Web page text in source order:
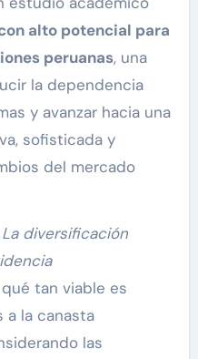
alto potencial para
peruanas, una
la dependencia
y avanzar hacia una
sofisticada y
del mercado
La diversificación
qué tan viable es
a la canasta
las